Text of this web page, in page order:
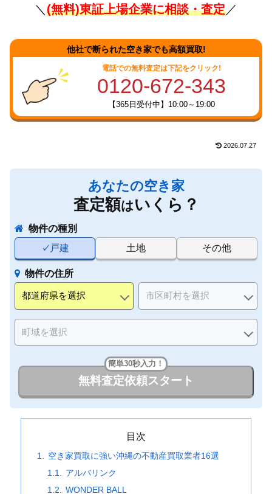
＼ (無料)東証上場企業に相談・査定／
他社で断られた空き家でも高額買取!
電話での無料査定は下記をクリック!
0120-672-343
【365日受付中】10:00～19:00
2026.07.27
あなたの空き家
査定額はいくら？
物件の種別
戸建
土地 その他
物件の住所
簡単30秒入力！
無料査定依頼スタート
目次
空き家買取に強い沖縄の不動産買取業者16選
アルバリンク
WONDER BALL